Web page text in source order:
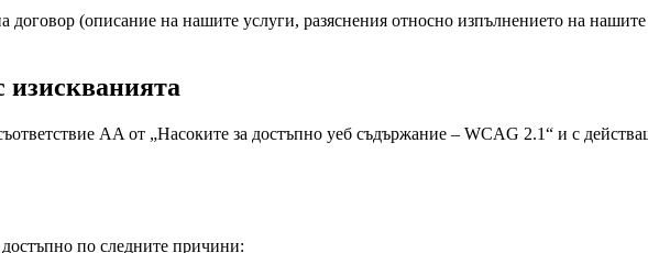
(описание на нашите услуги, разяснения относно изпълнението на
изискванията
AA от „Насоките за достъпно уеб съдържание – WCAG 2.1“ и с
по следните причини: